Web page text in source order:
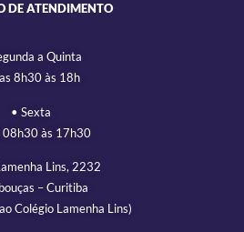
DE ATENDIMENTO
a Quinta
8h30 às 18h
• Sexta
às 17h30
Lins, 2232
– Curitiba
Colégio Lamenha Lins)